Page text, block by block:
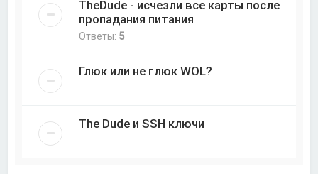
TheDude - исчезли все карты после
пропадания питания
Ответы: 5
Глюк или не глюк WOL?
The Dude и SSH ключи